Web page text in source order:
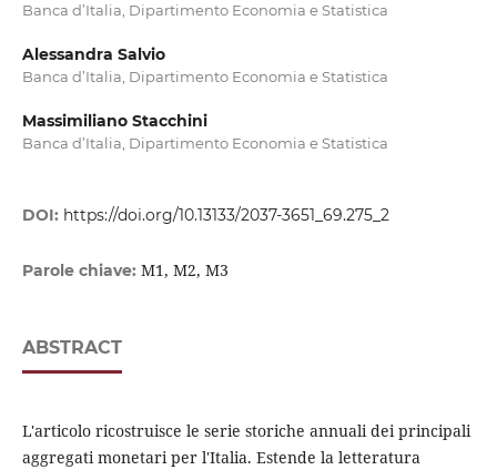
Banca d’Italia, Dipartimento Economia e Statistica
Alessandra Salvio
Banca d’Italia, Dipartimento Economia e Statistica
Massimiliano Stacchini
Banca d’Italia, Dipartimento Economia e Statistica
DOI: https://doi.org/10.13133/2037-3651_69.275_2
Parole chiave: M1, M2, M3
ABSTRACT
L'articolo ricostruisce le serie storiche annuali dei principali
aggregati monetari per l'Italia. Estende la letteratura